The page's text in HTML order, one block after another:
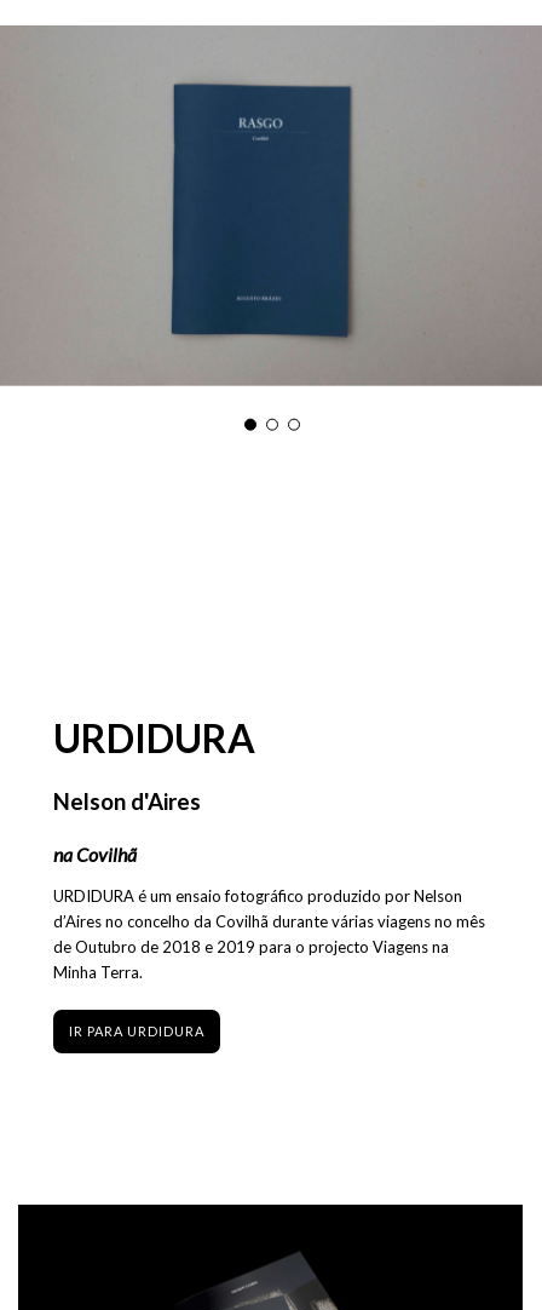
URDIDURA
Nelson d'Aires
na Covilhã
URDIDURA é um ensaio fotográfico produzido por Nelson
d’Aires no concelho da Covilhã durante várias viagens no mês
de Outubro de 2018 e 2019 para o projecto Viagens na
Minha Terra.
IR PARA URDIDURA